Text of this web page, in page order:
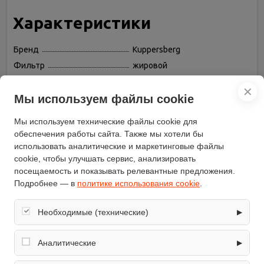
Характеристики
Бренд
Kuppersberg
Фильтр
жировой
ч)
Освещение
галогенная лампа
Таймер
есть
Материал корпуса
металл/стекло
Максимальный уровень
шума (дБ)
58
Интенсивный режим
модель
✕
Мы используем файлы cookie
Мы используем технические файлы cookie для
обеспечения работы сайта. Также мы хотели бы
использовать аналитические и маркетинговые файлы
cookie, чтобы улучшать сервис, анализировать
посещаемость и показывать релевантные предложения.
Подробнее — в политике использования cookie
Необходимые (технические) ▶
Обеспечивают корректную работу сайта: оформление
заказа, корзина, вход в личный кабинет. Без них основные
Аналитические ▶
Собирают обезличенную информацию о посещениях и